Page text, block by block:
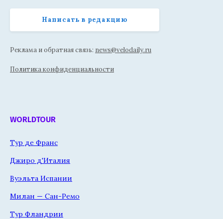
Написать в редакцию
Реклама и обратная связь: news@velodaily.ru
Политика конфиденциальности
WORLDTOUR
Тур де Франс
Джиро д'Италия
Вуэльта Испании
Милан — Сан-Ремо
Тур Фландрии